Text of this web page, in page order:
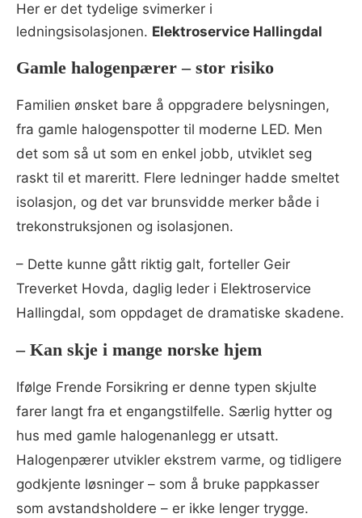
Her er det tydelige svimerker i
ledningsisolasjonen. Elektroservice Hallingdal
Gamle halogenpærer – stor risiko
Familien ønsket bare å oppgradere belysningen,
fra gamle halogenspotter til moderne LED. Men
det som så ut som en enkel jobb, utviklet seg
raskt til et mareritt. Flere ledninger hadde smeltet
isolasjon, og det var brunsvidde merker både i
trekonstruksjonen og isolasjonen.
– Dette kunne gått riktig galt, forteller Geir
Treverket Hovda, daglig leder i Elektroservice
Hallingdal, som oppdaget de dramatiske skadene.
– Kan skje i mange norske hjem
Ifølge Frende Forsikring er denne typen skjulte
farer langt fra et engangstilfelle. Særlig hytter og
hus med gamle halogenanlegg er utsatt.
Halogenpærer utvikler ekstrem varme, og tidligere
godkjente løsninger – som å bruke pappkasser
som avstandsholdere – er ikke lenger trygge.